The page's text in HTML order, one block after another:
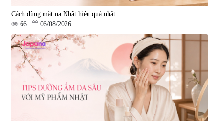
Cách dùng mặt nạ Nhật hiệu quả nhất
66
06/08/2026